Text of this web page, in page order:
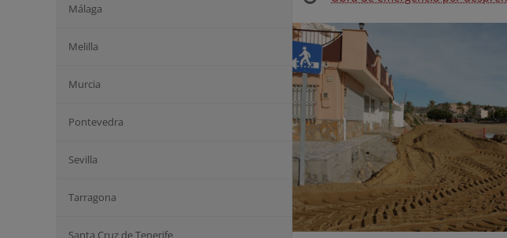
Málaga
Melilla
Murcia
Pontevedra
Sevilla
Tarragona
Santa Cruz de Tenerife